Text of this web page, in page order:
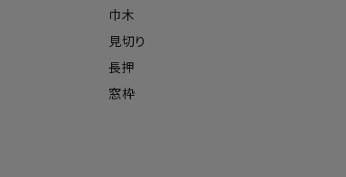
巾木
見切り
長押
窓枠